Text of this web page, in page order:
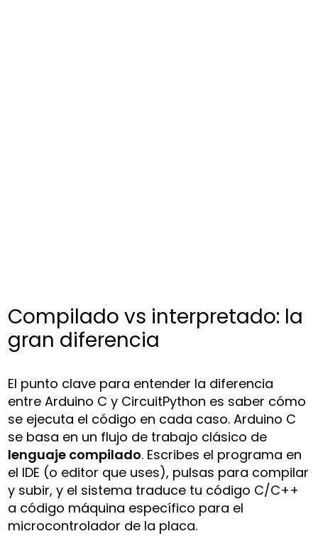
Compilado vs interpretado: la
gran diferencia
El punto clave para entender la diferencia
entre Arduino C y CircuitPython es saber cómo
se ejecuta el código en cada caso. Arduino C
se basa en un flujo de trabajo clásico de
lenguaje compilado. Escribes el programa en
el IDE (o editor que uses), pulsas para compilar
y subir, y el sistema traduce tu código C/C++
a código máquina específico para el
microcontrolador de la placa.